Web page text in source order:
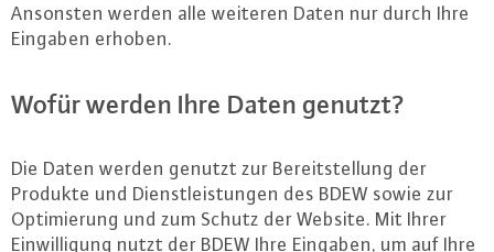
Ansonsten werden alle weiteren Daten nur durch Ihre
Eingaben erhoben.
Wofür werden Ihre Daten genutzt?
Die Daten werden genutzt zur Be­reit­stel­lung der
Produkte und Dienst­leis­tun­gen des BDEW sowie zur
Op­ti­mie­rung und zum Schutz der Website. Mit Ihrer
Ein­wil­li­gung nutzt der BDEW Ihre Eingaben, um auf Ihre